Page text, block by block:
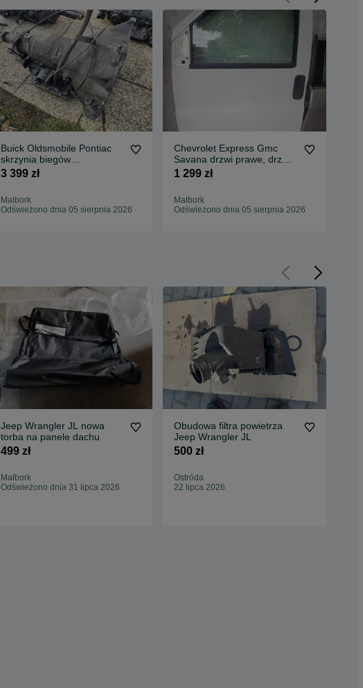
Buick Oldsmobile Pontiac
skrzynia biegów
automatyczna TH350
3 399 zł
Malbork
Odświeżono dnia 05 sierpnia 2026
Chevrolet Express Gmc
Savana drzwi prawe, drzwi
boczne
1 299 zł
Malbork
Odświeżono dnia 05 sierpnia 2026
Jeep Wrangler JL nowa
torba na panele dachu
499 zł
Malbork
Odświeżono dnia 31 lipca 2026
Obudowa filtra powietrza
Jeep Wrangler JL
500 zł
Ostróda
22 lipca 2026